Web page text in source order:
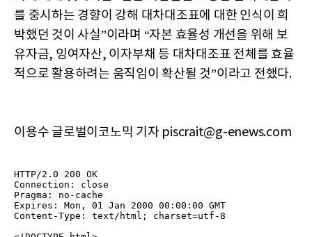
를 중시하는 경향이 강해 대차대조표에 대한 인식이 희
박했던 것이 사실”이라며 “자본 효율성 개선을 위해 보
유자금, 잉여자산, 이자부채 등 대차대조표 전체를 효율
적으로 활용하려는 움직임이 확산될 것”이라고 전했다.
이용수 글로벌이코노믹 기자 piscrait@g-enews.com